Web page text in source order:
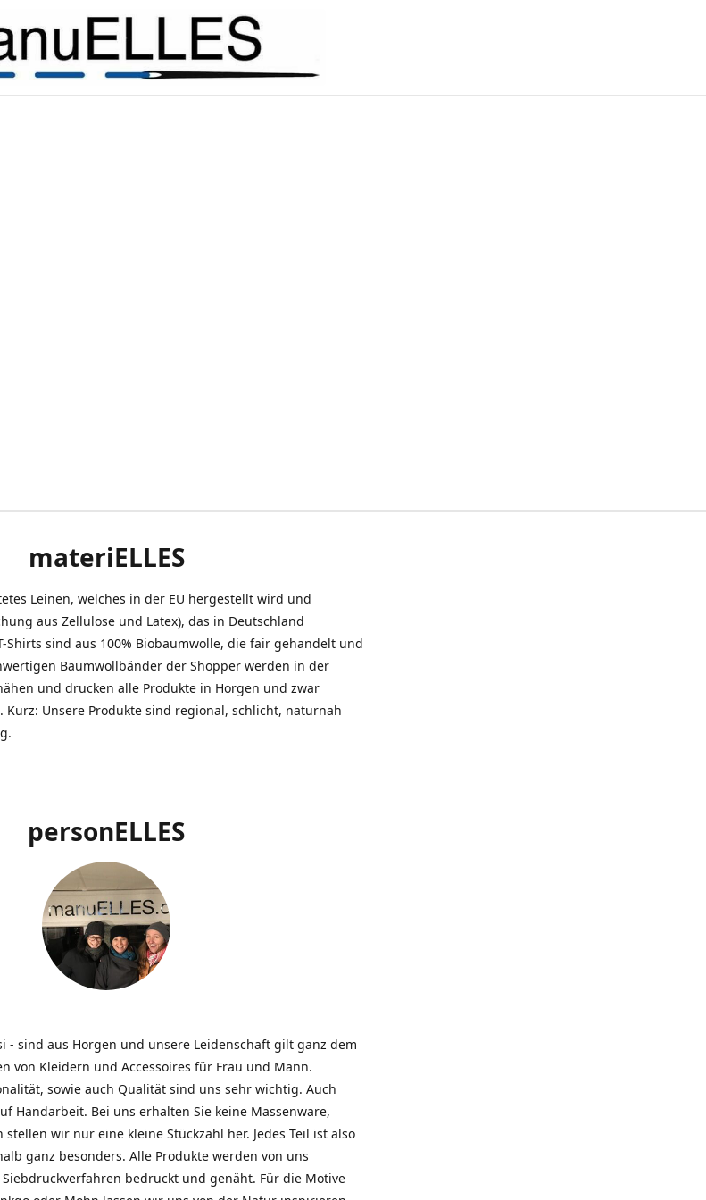
materiELLES
Leinen, welches in der EU hergestellt wird und
aus Zellulose und Latex), das in Deutschland
Shirts sind aus 100% Biobaumwolle, die fair gehandelt und
Baumwollbänder der Shopper werden in der
und drucken alle Produkte in Horgen und zwar
Kurz: Unsere Produkte sind regional, schlicht, naturnah
personELLES
- sind aus Horgen und unsere Leidenschaft gilt ganz dem
von Kleidern und Accessoires für Frau und Mann.
sowie auch Qualität sind uns sehr wichtig. Auch
Handarbeit. Bei uns erhalten Sie keine Massenware,
wir nur eine kleine Stückzahl her. Jedes Teil ist also
ganz besonders. Alle Produkte werden von uns
bedruckt und genäht. Für die Motive